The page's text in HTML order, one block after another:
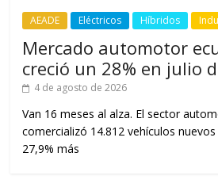
AEADE Eléctricos Híbridos
Mercado automotor
creció un 28% en julio
4 de agosto de 2026
Van 16 meses al alza. El sector
comercializó 14.812 vehículos
27,9% más